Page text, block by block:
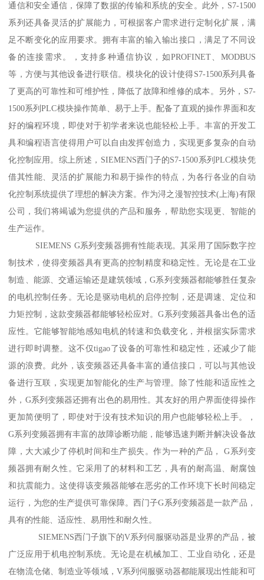
通信和安全通信，保障了数据的传输和系统的安全。此外，S7-1500
系列还具备灵活的扩展能力，可根据客户需求进行定制化扩展，满
足不断变化的应用要求。拥有丰富的输入输出接口，满足了不同设
备的连接需求。，支持多种通信协议，如PROFINET、MODBUS
等，方便与其他设备进行联信。模块化的设计使得S7-1500系列具备
了更高的可靠性和可维护性，降低了故障和维修的成本。另外，S7-
1500系列PLC模块操作简单、易于上手。配备了直观的操作界面和友
好的编程环境，即使对于初学者来说也能轻松上手。丰富的开发工
具和编程语言使得用户可以自由发挥创造力，实现更多复杂的自动
化控制应用。综上所述，SIEMENS西门子的S7-1500系列PLC模块凭
借其性能、灵活的扩展能力和易于操作的特点，为各行各业的自动
化控制系统提供了理想的解决方案。作为浔之漫智控技术(上海)有限
公司，我们将竭诚为您提供的产品和服务，帮助您实现更、智能的
生产运作。
SIEMENS G系列变频器拥有性能表现。其采用了国际数字控
制技术，使得变频器具有更高的控制精度和稳定性。无论是在工业
制造、能源、交通运输还是建筑领域，G系列变频器都能够胜任复杂
的电机控制任务。无论是驱动电机的启停控制，还是调速、定位和
力矩控制，这款变频器都能够轻松应对。G系列变频器具备出色的适
应性。它能够智能地感知电机的转速和负载变化，并根据实际需求
进行即时调整。这不仅tigao了设备的可靠性和稳定性，还减少了能
源的浪费。此外，该变频器还具备丰富的通信接口，可以与其他设
备进行互联，实现更加智能化的生产与管理。除了性能和适应性之
外，G系列变频器还拥有出色的易用性。其友好的用户界面使得操作
更加简便明了，即使对于没有技术知识的用户也能够轻松上手。，
G系列变频器拥有丰富的故障诊断功能，能够迅速判断并解决设备故
障，大大减少了停机时间和生产损失。作为一种的产品， G系列变
频器拥有耐久性。它采用了的材料和工艺，具有的耐高温、耐腐蚀
和抗震能力。这使得该变频器能够在恶劣的工作环境下长时间稳定
运行，为您的生产提供可靠保障。西门子G系列变频器是一款产品，
具有的性能、适应性、易用性和耐久性。
SIEMENS西门子旗下的V系列伺服驱动器是业界的产品，被
广泛应用于机电控制系统。无论是在机械加工、工业自动化，还是
在物流仓储、制造业等领域，V系列伺服驱动器都能展现出性能和可